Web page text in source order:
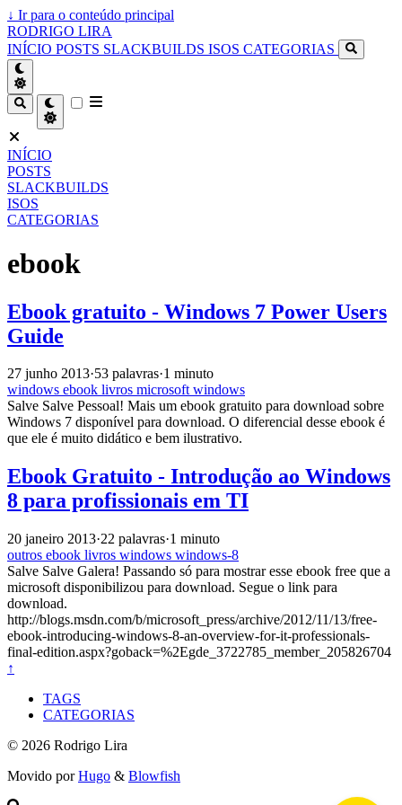
↓ Ir para o conteúdo principal
RODRIGO LIRA
INÍCIO POSTS SLACKBUILDS ISOS CATEGORIAS
INÍCIO
POSTS
SLACKBUILDS
ISOS
CATEGORIAS
ebook
Ebook gratuito - Windows 7 Power Users
Guide
27 junho 2013·53 palavras·1 minuto
windows ebook livros microsoftwindows
Salve Salve Pessoal! Mais um ebook gratuito para download sobre
Windows 7 disponível para download. O diferencial desse ebook é
que ele é muito didático e bem ilustrativo.
Ebook Gratuito - Introdução ao Windows
8 para profissionais em TI
20 janeiro 2013·22 palavras·1 minuto
outros ebook livros windows windows-8
Salve Salve Galera! Passando só para mostrar esse ebook free que a
microsoft disponibilizou para download. Segue o link para
download.
http://blogs.msdn.com/b/microsoft_press/archive/2012/11/13/free-
ebook-introducing-windows-8-an-overview-for-it-professionals-
final-edition.aspx?goback=%2Egde_3722785_member_205826704
↑
TAGS
CATEGORIAS
© 2026 Rodrigo Lira
Movido porHugo & Blowfish